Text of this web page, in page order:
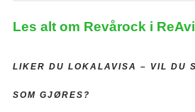
Les alt om Revårock i
LIKER DU LOKALAVISA – VIL DU
SOM GJØRES?